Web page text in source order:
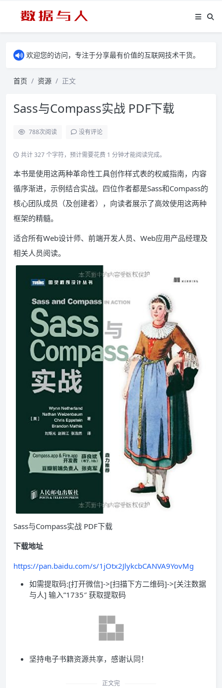
欢迎您的访问，专注于分享最有价值的互联网技术干货。
首页 资源 正文
Sass与Compass实战 PDF下载
788次阅读 没有评论
共计 327 个字符，预计需要花费 1 分钟才能阅读完成。
本书是使用这两种革命性工具创作样式表的权威指南，内容
循序渐进，示例结合实战。四位作者都是Sass和Compass的
核心团队成员（及创建者），向读者展示了高效使用这两种
框架的精髓。
适合所有Web设计师、前端开发人员、Web应用产品经理及
相关人员阅读。
Sass与Compass实战 PDF下载
下载地址
https://pan.baidu.com/s/1jOtx2JlykcbCANVA9YovMg
如需提取码:[打开微信]->[扫描下方二维码]->[关注数据
与人] 输入”1735″ 获取提取码
坚持电子书籍资源共享，感谢认同！
正文完